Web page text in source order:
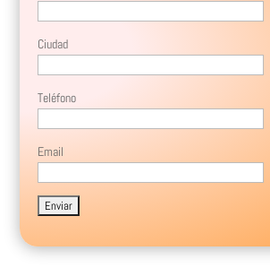
Ciudad
Teléfono
Email